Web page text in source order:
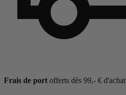
Frais de port offerts dès 99,- € d'achat